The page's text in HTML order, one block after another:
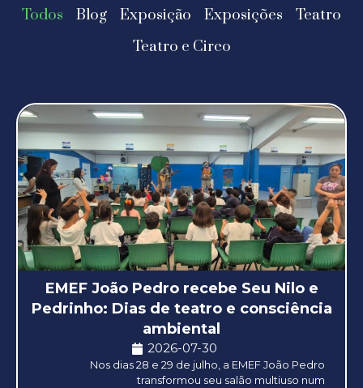
Blog Exposição Exposições
Teatro
Teatro e Circo
Todos
EMEF João Pedro recebe Seu Nilo e
Pedrinho: Dias de teatro e consciência
ambiental
2026-07-30
Nos dias 28 e 29 de julho, a EMEF João Pedro
transformou seu salão multiuso num